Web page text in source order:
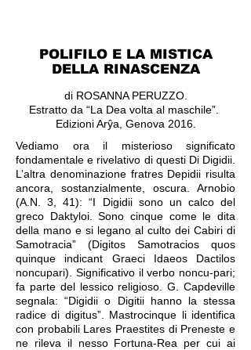
POLIFILO E LA MISTICA
DELLA RINASCENZA
di ROSANNA PERUZZO.
Estratto da “La Dea volta al maschile”.
Edizioni Arŷa, Genova 2016.
Vediamo ora il misterioso significato
fondamentale e rivelativo di questi Di Digidii.
L’altra denominazione fratres Depidii risulta
ancora, sostanzialmente, oscura. Arnobio
(A.N. 3, 41): “I Digidii sono un calco del
greco Daktyloi. Sono cinque come le dita
della mano e si legano al culto dei Cabiri di
Samotracia” (Digitos Samotracios quos
quinque indicant Graeci Idaeos Dactilos
noncupari). Significativo il verbo noncu-pari;
fa parte del lessico religioso. G. Capdeville
segnala: “Digidii o Digitii hanno la stessa
radice di digitus”. Mastrocinque li identifica
con probabili Lares Praestites di Preneste e
ne rileva il nesso Fortuna-Rea per cui ai